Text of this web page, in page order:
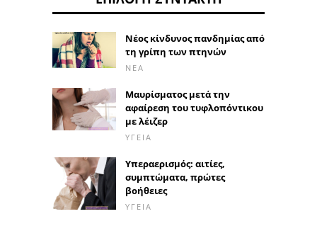
Νέος κίνδυνος πανδημίας από
τη γρίπη των πτηνών
ΝΈΑ
Μαυρίσματος μετά την
αφαίρεση του τυφλοπόντικου
με λέιζερ
ΥΓΕΊΑ
Υπεραερισμός: αιτίες,
συμπτώματα, πρώτες
βοήθειες
ΥΓΕΊΑ